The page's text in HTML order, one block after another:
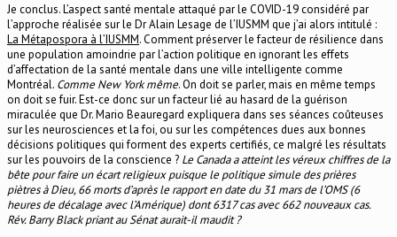
Je conclus. L’aspect santé mentale attaqué par le COVID-19 considéré par
l’approche réalisée sur le Dr Alain Lesage de l’IUSMM que j’ai alors intitulé :
La Métapospora à l’IUSMM. Comment préserver le facteur de résilience dans
une population amoindrie par l’action politique en ignorant les effets
d’affectation de la santé mentale dans une ville intelligente comme
Montréal. Comme New York même. On doit se parler, mais en même temps
on doit se fuir. Est-ce donc sur un facteur lié au hasard de la guérison
miraculée que Dr. Mario Beauregard expliquera dans ses séances coûteuses
sur les neurosciences et la foi, ou sur les compétences dues aux bonnes
décisions politiques qui forment des experts certifiés, ce malgré les résultats
sur les pouvoirs de la conscience ? Le Canada a atteint les véreux chiffres de la
bête pour faire un écart religieux puisque le politique simule des prières
piètres à Dieu, 66 morts d’après le rapport en date du 31 mars de l’OMS (6
heures de décalage avec l’Amérique) dont 6317 cas avec 662 nouveaux cas.
Rév. Barry Black priant au Sénat aurait-il maudit ?